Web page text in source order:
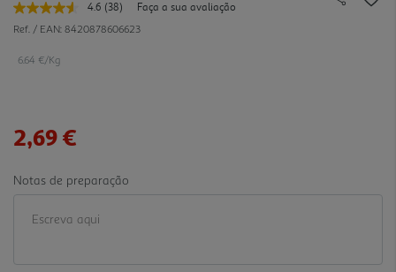
4.6 Leu
38
(38)
Faça a sua avaliação
Ref. / EAN: 8420878606623
6.64 €/Kg
2,69 €
Notas de preparação